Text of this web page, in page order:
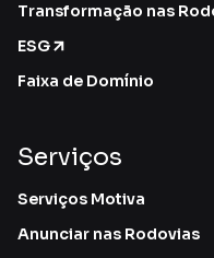
Transformação nas
ESG
Faixa de Domínio
Serviços
Serviços Motiva
Anunciar nas Rodovias